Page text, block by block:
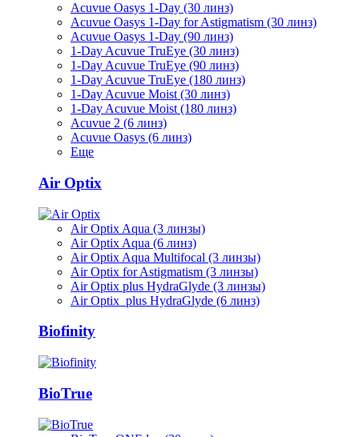
Acuvue Oasys 1-Day (30 линз)
Acuvue Oasys 1-Day for Astigmatism (30 линз)
Acuvue Oasys 1-Day (90 линз)
1-Day Acuvue TruEye (30 линз)
1-Day Acuvue TruEye (90 линз)
1-Day Acuvue TruEye (180 линз)
1-Day Acuvue Moist (30 линз)
1-Day Acuvue Moist (180 линз)
Acuvue 2 (6 линз)
Acuvue Oasys (6 линз)
Еще
Air Optix
Air Optix Aqua (3 линзы)
Air Optix Aqua (6 линз)
Air Optix Aqua Multifocal (3 линзы)
Air Optix for Astigmatism (3 линзы)
Air Optix plus HydraGlyde (3 линзы)
Air Optix plus HydraGlyde (6 линз)
Biofinity
BioTrue